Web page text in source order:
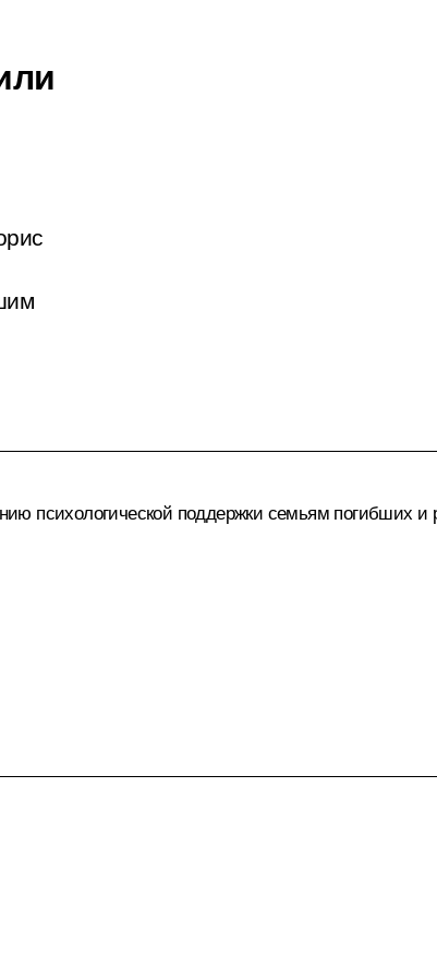
психологической поддержки семьям погибших и